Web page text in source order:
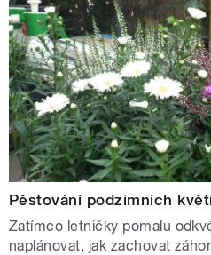
Pěstování podzimních
Zatímco letničky pomalu
naplánovat, jak zachovat